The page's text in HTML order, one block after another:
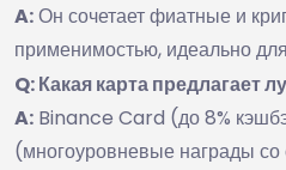
A:Он сочетает фиатные и
применимостью, идеально
Q: Какая карта предлагает
A: Binance Card (до 8%
(многоуровневые награды со